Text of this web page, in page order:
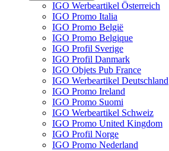
IGO Werbeartikel Österreich
IGO Promo Italia
IGO Promo België
IGO Promo Belgique
IGO Profil Sverige
IGO Profil Danmark
IGO Objets Pub France
IGO Werbeartikel Deutschland
IGO Promo Ireland
IGO Promo Suomi
IGO Werbeartikel Schweiz
IGO Promo United Kingdom
IGO Profil Norge
IGO Promo Nederland